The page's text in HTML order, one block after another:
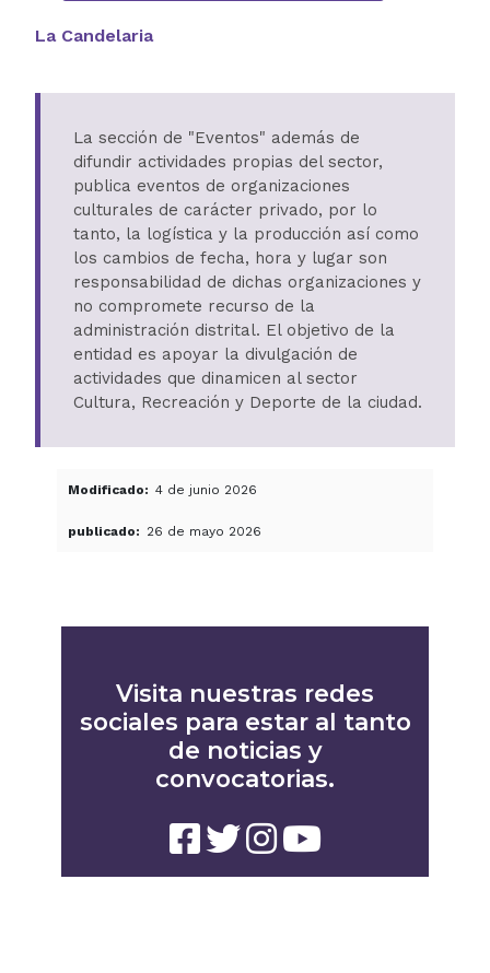
La Candelaria
La sección de "Eventos" además de
difundir actividades propias del sector,
publica eventos de organizaciones
culturales de carácter privado, por lo
tanto, la logística y la producción así como
los cambios de fecha, hora y lugar son
responsabilidad de dichas organizaciones y
no compromete recurso de la
administración distrital. El objetivo de la
entidad es apoyar la divulgación de
actividades que dinamicen al sector
Cultura, Recreación y Deporte de la ciudad.
Modificado 4 de junio 2026
publicado 26 de mayo 2026
Visita nuestras redes
sociales para estar al tanto
de noticias y
convocatorias.